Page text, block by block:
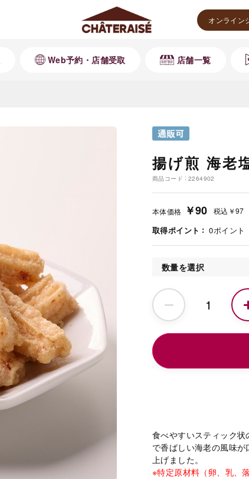
オンライン
Web予約・店舗受取 店舗一覧
揚げ煎 海老
商品コード 2264902
本体価格 ￥90 税込 ￥97
取得ポイント 0ポイント
数量を選択
食べやすいスティック
で香ばしい海老の風味
上げました。
※特定原材料（卵、乳、